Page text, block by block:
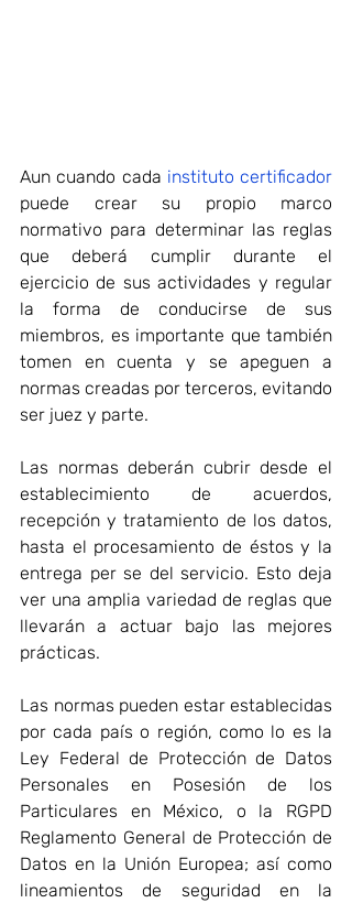
Aun cuando cada instituto certificador
puede crear su propio marco
normativo para determinar las reglas
que deberá cumplir durante el
ejercicio de sus actividades y regular
la forma de conducirse de sus
miembros, es importante que también
tomen en cuenta y se apeguen a
normas creadas por terceros, evitando
ser juez y parte.
Las normas deberán cubrir desde el
establecimiento de acuerdos,
recepción y tratamiento de los datos,
hasta el procesamiento de éstos y la
entrega per se del servicio. Esto deja
ver una amplia variedad de reglas que
llevarán a actuar bajo las mejores
prácticas.
Las normas pueden estar establecidas
por cada país o región, como lo es la
Ley Federal de Protección de Datos
Personales en Posesión de los
Particulares en México, o la RGPD
Reglamento General de Protección de
Datos en la Unión Europea; así como
lineamientos de seguridad en la